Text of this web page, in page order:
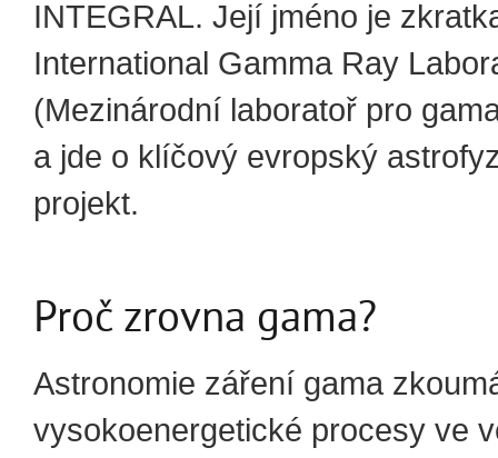
INTEGRAL. Její jméno je
International Gamma Ray
(Mezinárodní laboratoř pro
a jde o klíčový evropský
projekt.
Proč zrovna gama?
Astronomie záření gama
vysokoenergetické procesy ve